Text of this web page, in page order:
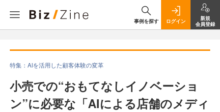
事例を探す ログイン
新規
会員登録
特集：AIを活用した顧客体験の変革
小売での“おもてなしイノベーショ
ン”に必要な「AIによる店舗のメディ